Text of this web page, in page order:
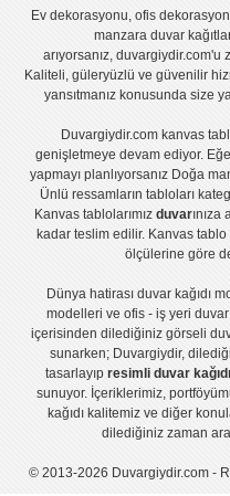
Ev dekorasyonu ,ofis
manzara duvar
arıyorsanız, duvargiydir.com'u
Kaliteli, güleryüzlü ve güvenilir
yansıtmanız konusunda size
Duvargiydir.comkanvas
genişletmeye devam ediyor.
yapmayı planlıyorsanız Doğa
Ünlü ressamların tabloları
Kanvas tablolarımız duvarınıza
kadar teslim edilir. Kanvas tablo
ölçülerine göre
Dünya hatirası duvar kağıdı
modelleri ve ofis - iş yeri duvar
içerisinden dilediğiniz görseli
sunarken; Duvargiydir,
tasarlayıp resimli duvar kağıdı
sunuyor. İçeriklerimiz,
kağıdı kalitemiz ve diğer
dilediğiniz zaman
© 2013-2026 Duvargiydir.com -